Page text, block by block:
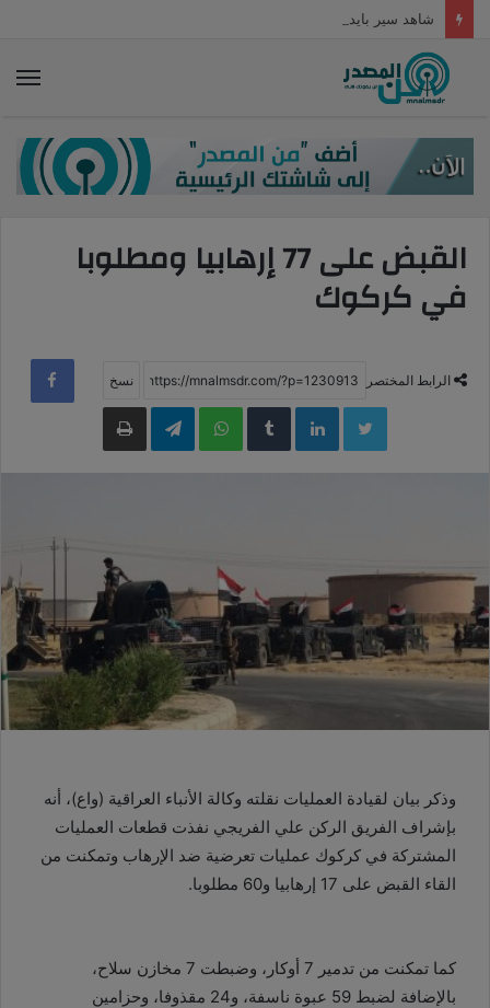
القبض على 77 إرهابيا ومطلوبا
في كركوك
الرابط المختصر
LinkedIn
WhatsApp
Telegramطباعة
وذكر بيان لقيادة العمليات نقلته وكالة الأنباء العراقية (واع)، أنه
بإشراف الفريق الركن علي الفريجي نفذت قطعات العمليات
المشتركة في كركوك عمليات تعرضية ضد الإرهاب وتمكنت من
القاء القبض على 17 إرهابيا و60 مطلوبا.
كما تمكنت من تدمير 7 أوكار، وضبطت 7 مخازن سلاح،
بالإضافة لضبط 59 عبوة ناسفة، و24 مقذوفا، وحزامين